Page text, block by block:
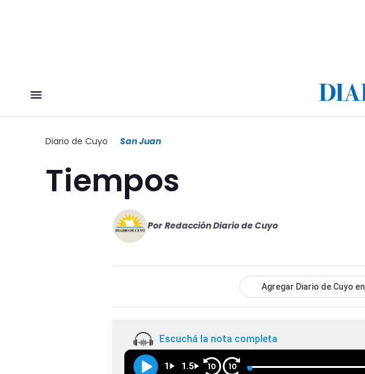
Diario de Cuyo San Juan
Tiempos
Por Redacción Diario de Cuyo
Agregar Diario de Cuyo en
Escuchá la nota completa
1 1.5 10 10